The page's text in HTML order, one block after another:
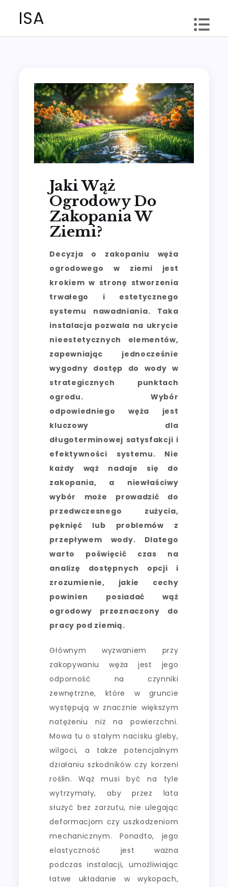
ISA
Jaki Wąż
Ogrodowy Do
Zakopania W
Ziemi?
Decyzja o zakopaniu węża
ogrodowego w ziemi jest
krokiem w stronę stworzenia
trwałego i estetycznego
systemu nawadniania. Taka
instalacja pozwala na ukrycie
nieestetycznych elementów,
zapewniając jednocześnie
wygodny dostęp do wody w
strategicznych punktach
ogrodu. Wybór
odpowiedniego węża jest
kluczowy dla
długoterminowej satysfakcji i
efektywności systemu. Nie
każdy wąż nadaje się do
zakopania, a niewłaściwy
wybór może prowadzić do
przedwczesnego zużycia,
pęknięć lub problemów z
przepływem wody. Dlatego
warto poświęcić czas na
analizę dostępnych opcji i
zrozumienie, jakie cechy
powinien posiadać wąż
ogrodowy przeznaczony do
pracy pod ziemią.
Głównym wyzwaniem przy
zakopywaniu węża jest jego
odporność na czynniki
zewnętrzne, które w gruncie
występują w znacznie większym
natężeniu niż na powierzchni.
Mowa tu o stałym nacisku gleby,
wilgoci, a także potencjalnym
działaniu szkodników czy korzeni
roślin. Wąż musi być na tyle
wytrzymały, aby przez lata
służyć bez zarzutu, nie ulegając
deformacjom czy uszkodzeniom
mechanicznym. Ponadto, jego
elastyczność jest ważna
podczas instalacji, umożliwiając
łatwe układanie w wykopach,